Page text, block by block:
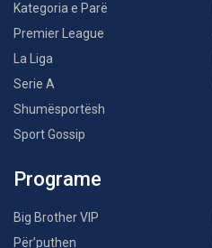
Kategoria e Parë
Premier League
La Liga
Serie A
Shumësportësh
Sport Gossip
Programe
Big Brother VIP
Për’puthen